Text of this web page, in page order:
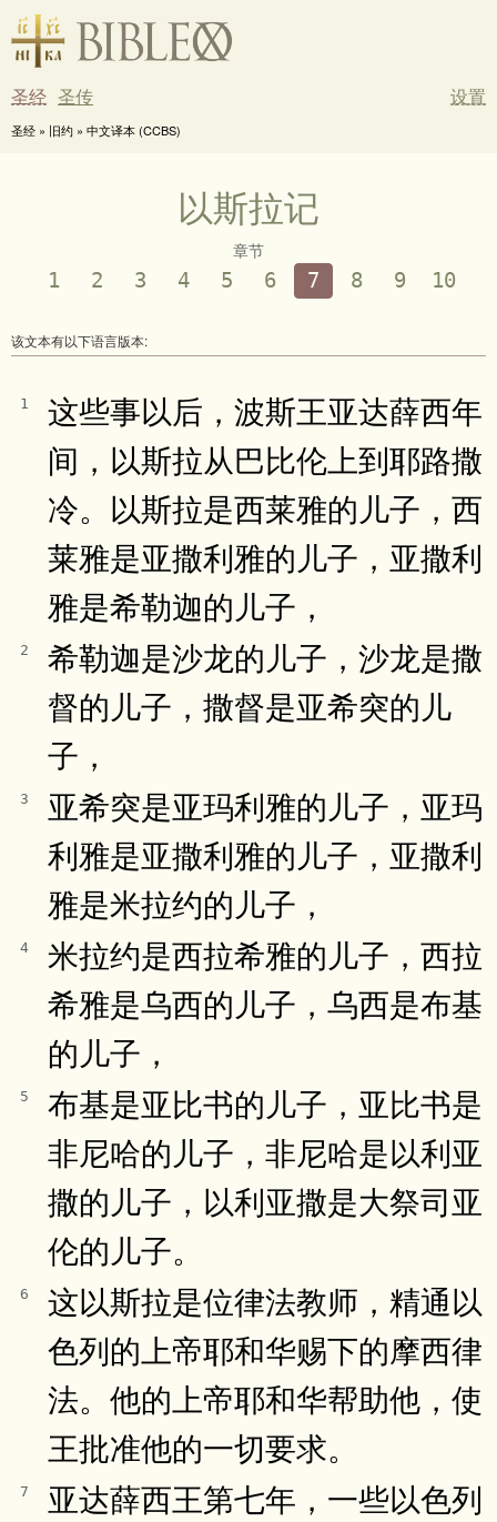
圣经 圣传 设置
圣经 » 旧约 » 中文译本 (CCBS)
以斯拉记
章节
1 2 3 4 5 6 7 8 9 10
该文本有以下语言版本:
1
这些事以后，波斯王亚达薛西年
间，以斯拉从巴比伦上到耶路撒
冷。以斯拉是西莱雅的儿子，西
莱雅是亚撒利雅的儿子，亚撒利
雅是希勒迦的儿子，
2
希勒迦是沙龙的儿子，沙龙是撒
督的儿子，撒督是亚希突的儿
子，
3
亚希突是亚玛利雅的儿子，亚玛
利雅是亚撒利雅的儿子，亚撒利
雅是米拉约的儿子，
4
米拉约是西拉希雅的儿子，西拉
希雅是乌西的儿子，乌西是布基
的儿子，
5
布基是亚比书的儿子，亚比书是
非尼哈的儿子，非尼哈是以利亚
撒的儿子，以利亚撒是大祭司亚
伦的儿子。
6
这以斯拉是位律法教师，精通以
色列的上帝耶和华赐下的摩西律
法。他的上帝耶和华帮助他，使
王批准他的一切要求。
7
亚达薛西王第七年，一些以色列